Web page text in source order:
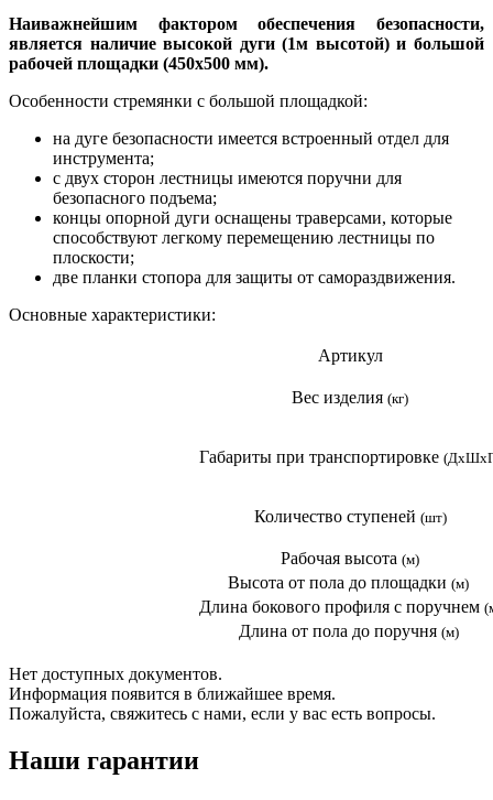
Наиважнейшим фактором обеспечения безопасности,
является наличие высокой дуги (1м высотой) и большой
рабочей площадки (450х500 мм).
Особенности стремянки с большой площадкой:
на дуге безопасности имеется встроенный отдел для
инструмента;
с двух сторон лестницы имеются поручни для
безопасного подъема;
концы опорной дуги оснащены траверсами, которые
способствуют легкому перемещению лестницы по
плоскости;
две планки стопора для защиты от самораздвижения.
Основные характеристики:
Артикул
Вес изделия (кг)
Габариты при транспортировке
Количество ступеней (шт)
Рабочая высота (м)
Высота от пола до площадки (м)
Длина бокового профиля с поручнем
Длина от пола до поручня (м)
Нет доступных документов.
Информация появится в ближайшее время.
Пожалуйста, свяжитесь с нами, если у вас есть вопросы.
Наши гарантии